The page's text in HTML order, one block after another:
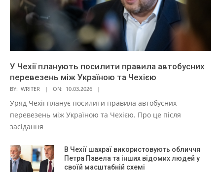
У Чехії планують посилити правила автобусних
перевезень між Україною та Чехією
BY: WRITER ON: 10.03.2026
Уряд Чехії планує посилити правила автобусних
перевезень між Україною та Чехією. Про це після
засідання
В Чехії шахраї використовують обличчя
Петра Павела та інших відомих людей у
своїй масштабній схемі